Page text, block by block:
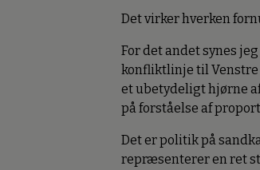
Det virker hverken
For det andet synes
konfliktlinje til Venstre
et ubetydeligt hjørne
på forståelse af
Det er politik på
repræsenterer en ret